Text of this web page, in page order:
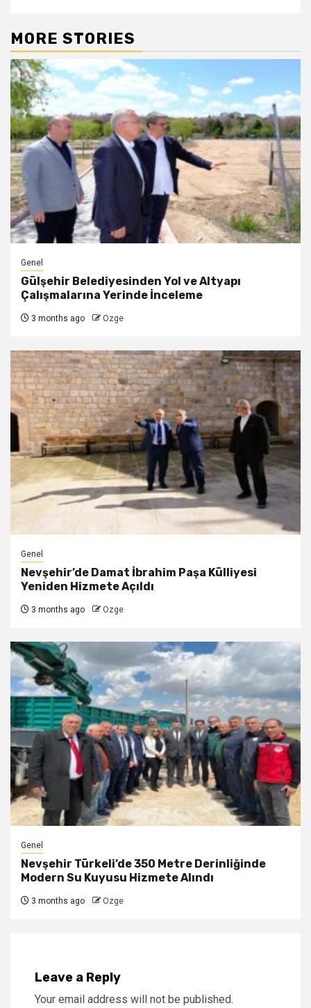
MORE STORIES
Genel
Gülşehir Belediyesinden Yol ve Altyapı
Çalışmalarına Yerinde İnceleme
3 months ago Ozge
Genel
Nevşehir’de Damat İbrahim Paşa Külliyesi
Yeniden Hizmete Açıldı
3 months ago Ozge
Genel
Nevşehir Türkeli’de 350 Metre Derinliğinde
Modern Su Kuyusu Hizmete Alındı
3 months ago Ozge
Leave a Reply
Your email address will not be published.